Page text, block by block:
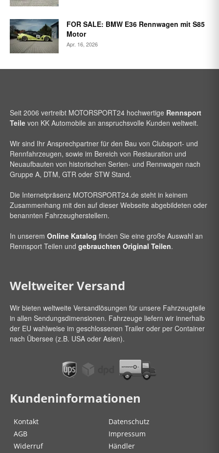
FOR SALE: BMW E36 Rennwagen mit S85
Motor
Apr. 16, 2026
Seit 2006 vertreibt MOTORSPORT24 hochwertige Rennsport
Teile von KK Automobile an anspruchsvolle Kunden weltweit.
Wir sind Ihr Ansprechpartner für den Bau von Clubsport- und
Rennfahrzeugen, sowie im Bereich von Restauration und
Neuaufbauten von historischen Serien- und Rennwagen nach
Gruppe A, DTM, GTR oder STW Stand.
Die Internetpräsenz MOTORSPORT24.de steht in keinem
Zusammenhang mit den auf dieser Webseite abgebildeten oder
benannten Fahrzeugherstellern.
In unserem Online Katalog finden Sie eine große Auswahl an
Rennsport Teilen und gebrauchten Original Teilen.
Weltweiter Versand
Wir bieten weltweite Versandlösungen für unsere Fahrzeugteile
in allen Sendungsdimensionen. Fahrzeuge liefern wir innerhalb
der EU wahlweise im geschlossenen Trailer oder per Container
nach Übersee (z.B. USA oder Asien).
Kundeninformationen
Kontakt
Datenschutz
AGB
Impressum
Widerruf
Händler